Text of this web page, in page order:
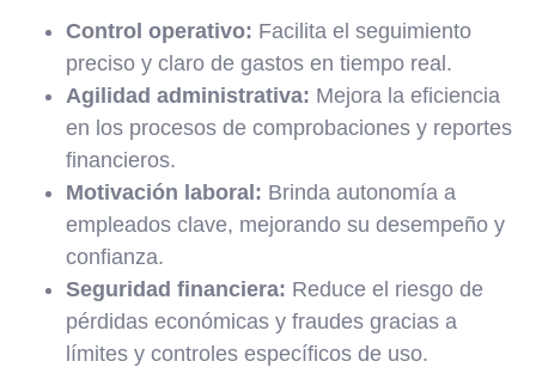
Control operativo: Facilita el seguimiento
preciso y claro de gastos en tiempo real.
Agilidad administrativa: Mejora la eficiencia
en los procesos de comprobaciones y reportes
financieros.
Motivación laboral: Brinda autonomía a
empleados clave, mejorando su desempeño y
confianza.
Seguridad financiera: Reduce el riesgo de
pérdidas económicas y fraudes gracias a
límites y controles específicos de uso.